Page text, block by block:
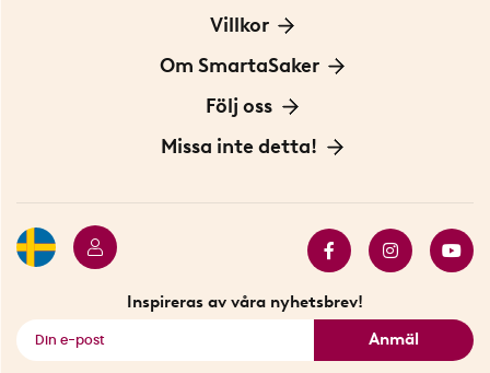
Kontakta oss
För Företag
Villkor
Frakt och leverans
Personuppgiftspolicy
Om SmartaSaker
Om oss
Vår historia
Följ oss
Blogg: Smarta tips
Missa inte detta!
Inspireras av våra nyhetsbrev!
Anmäl